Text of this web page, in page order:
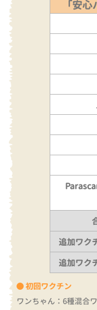
初回ワクチン
ワンちゃん：6種混合
「安
追加ワク
追加ワク